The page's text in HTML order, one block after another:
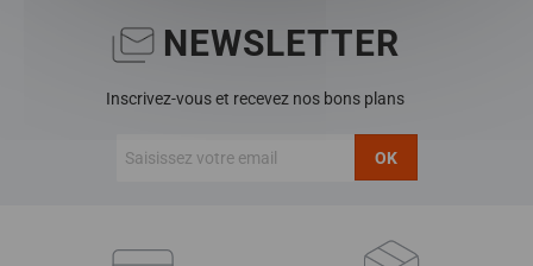
NEWSLETTER
Inscrivez-vous et recevez nos bons plans
OK